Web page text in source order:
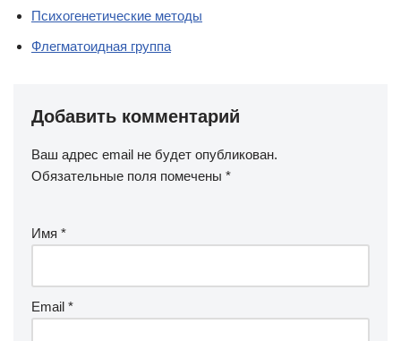
Психогенетические методы
Флегматоидная группа
Добавить комментарий
Ваш адрес email не будет опубликован.
Обязательные поля помечены *
Имя *
Email *